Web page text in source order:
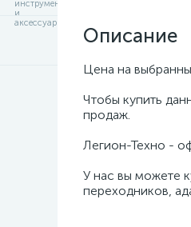
Описание
Цена на
Чтобы купить
продаж.
Легион-Техно -
У нас вы можете
переходников,